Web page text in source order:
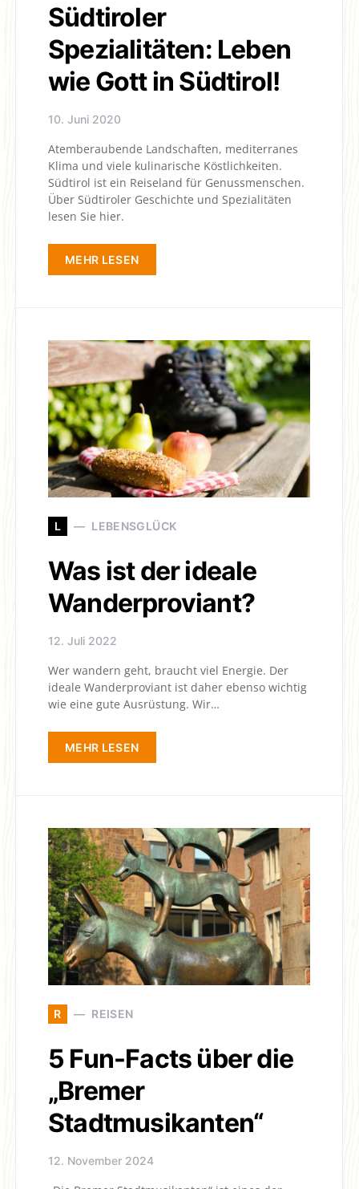
Südtiroler
Spezialitäten: Leben
wie Gott in Südtirol!
10. Juni 2020
Atemberaubende Landschaften, mediterranes
Klima und viele kulinarische Köstlichkeiten.
Südtirol ist ein Reiseland für Genussmenschen.
Über Südtiroler Geschichte und Spezialitäten
lesen Sie hier.
MEHR LESEN
L LEBENSGLÜCK
Was ist der ideale
Wanderproviant?
12. Juli 2022
Wer wandern geht, braucht viel Energie. Der
ideale Wanderproviant ist daher ebenso wichtig
wie eine gute Ausrüstung. Wir…
MEHR LESEN
R REISEN
5 Fun-Facts über die
„Bremer
Stadtmusikanten“
12. November 2024